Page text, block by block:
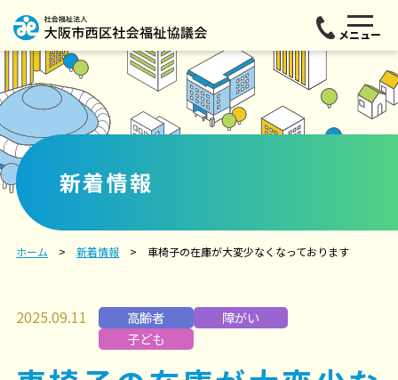
メニュー
新着情報
ホーム 新着情報 車椅子の在庫が大変少なくなっております
2025.09.11 高齢者
障がい
子ども